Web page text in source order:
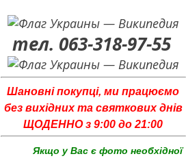
тел. 063-318-97-55
Шановні покупці, ми працюємо
без вихідних та святкових днів
ЩОДЕННО з 9:00 до 21:00
Якщо у Вас є фото необхідної